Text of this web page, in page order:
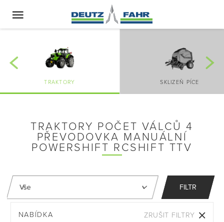
TRAKTORY SKLIZEŇ PÍCE
TRAKTORY POČET VÁLCŮ 4
PŘEVODOVKA MANUÁLNÍ
POWERSHIFT RCSHIFT TTV
FILTR
NABÍDKA
ZRUŠIT FILTRY